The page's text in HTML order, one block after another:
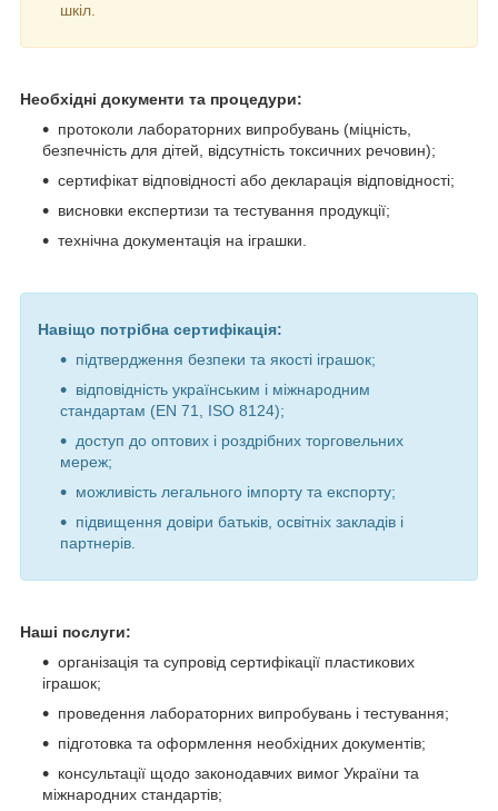
шкіл.
Необхідні документи та процедури:
протоколи лабораторних випробувань (міцність,
безпечність для дітей, відсутність токсичних речовин);
сертифікат відповідності або декларація відповідності;
висновки експертизи та тестування продукції;
технічна документація на іграшки.
Навіщо потрібна сертифікація:
підтвердження безпеки та якості іграшок;
відповідність українським і міжнародним
стандартам (EN 71, ISO 8124);
доступ до оптових і роздрібних торговельних
мереж;
можливість легального імпорту та експорту;
підвищення довіри батьків, освітніх закладів і
партнерів.
Наші послуги:
організація та супровід сертифікації пластикових
іграшок;
проведення лабораторних випробувань і тестування;
підготовка та оформлення необхідних документів;
консультації щодо законодавчих вимог України та
міжнародних стандартів;